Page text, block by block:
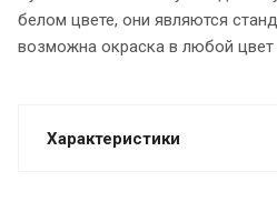
белом цвете, они являются
возможна окраска в любой цвет
Характеристики